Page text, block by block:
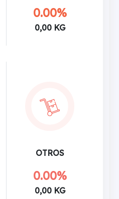
0.00%
0,00 KG
OTROS
0.00%
0,00 KG